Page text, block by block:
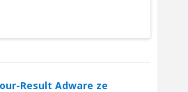
Result Adware ze